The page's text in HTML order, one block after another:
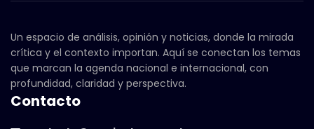
Un espacio de análisis, opinión y noticias, donde la mirada
crítica y el contexto importan. Aquí se conectan los temas
que marcan la agenda nacional e internacional, con
profundidad, claridad y perspectiva.
Contacto